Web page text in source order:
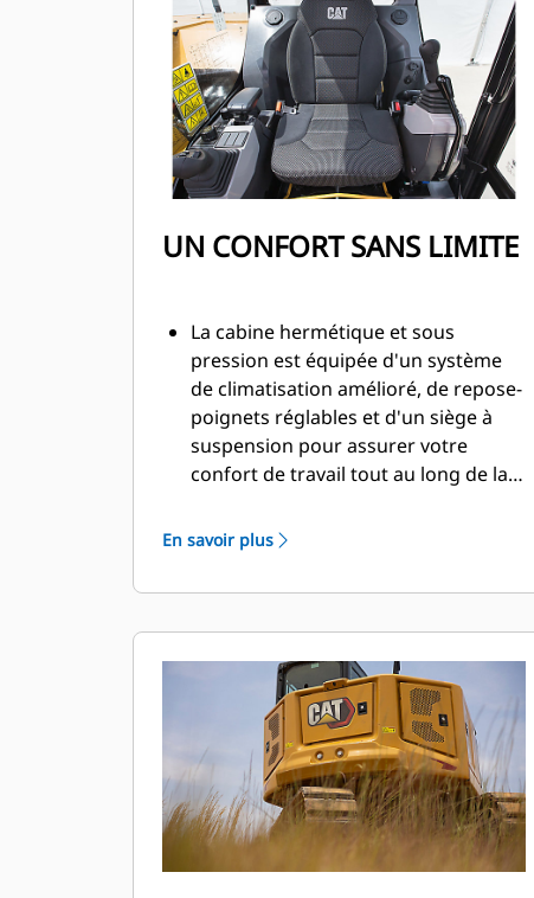
UN CONFORT SANS LIMITE
La cabine hermétique et sous
pression est équipée d'un système
de climatisation amélioré, de repose-
poignets réglables et d'un siège à
suspension pour assurer votre
confort de travail tout au long de la
En savoir plus